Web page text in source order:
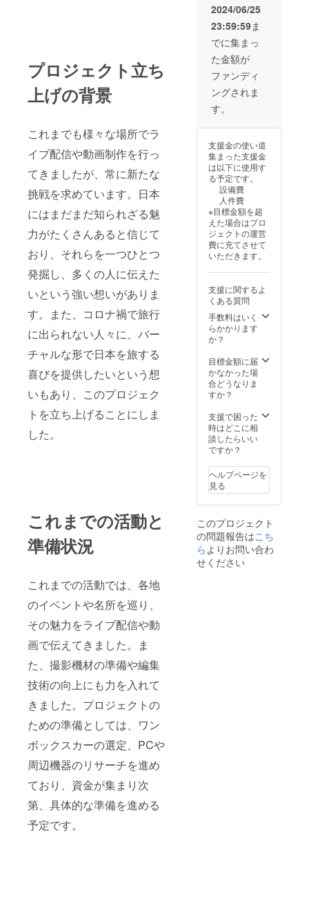
プロジェクト立ち
上げの背景
これまでも様々な場所でラ
イブ配信や動画制作を行っ
てきましたが、常に新たな
挑戦を求めています。日本
にはまだまだ知られざる魅
力がたくさんあると信じて
おり、それらを一つひとつ
発掘し、多くの人に伝えた
いという強い想いがありま
す。また、コロナ禍で旅行
に出られない人々に、バー
チャルな形で日本を旅する
喜びを提供したいという想
いもあり、このプロジェク
トを立ち上げることにしま
した。
これまでの活動と
準備状況
これまでの活動では、各地
のイベントや名所を巡り、
その魅力をライブ配信や動
画で伝えてきました。ま
た、撮影機材の準備や編集
技術の向上にも力を入れて
きました。プロジェクトの
ための準備としては、ワン
ボックスカーの選定、PCや
周辺機器のリサーチを進め
ており、資金が集まり次
第、具体的な準備を進める
予定です。
2024/06/25
23:59:59ま
でに集まっ
た金額が
ファンディ
ングされま
す。
支援金の使い道
集まった支援金
は以下に使用す
る予定です。
設備費
人件費
※目標金額を超
えた場合はプロ
ジェクトの運営
費に充てさせて
いただきます。
支援に関するよ
くある質問
手数料はいく
らかかります
か？
目標金額に届
かなかった場
合どうなりま
すか？
支援で困った
時はどこに相
談したらいい
ですか？
ヘルプページを
見る
このプロジェクト
の問題報告はこち
ら よりお問い合わ
せください